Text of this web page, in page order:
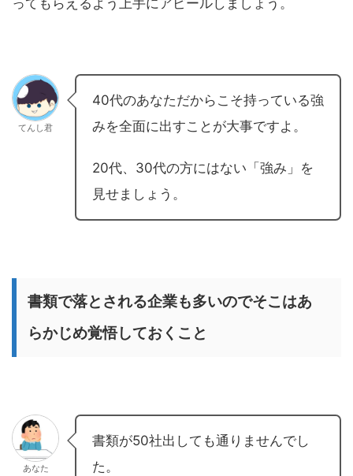
ってもらえるよう上手にアピールしましょう。
てんし君
40代のあなただからこそ持っている強
みを全面に出すことが大事ですよ。
20代、30代の方にはない「強み」を
見せましょう。
書類で落とされる企業も多いのでそこはあ
らかじめ覚悟しておくこと
あなた
書類が50社出しても通りませんでし
た。